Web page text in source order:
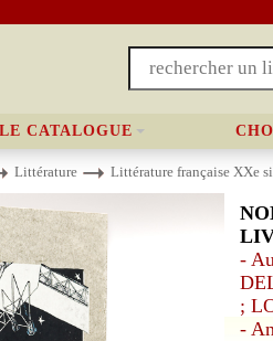
CATALOGUE
Littérature Littérature française XXe
-
;
-